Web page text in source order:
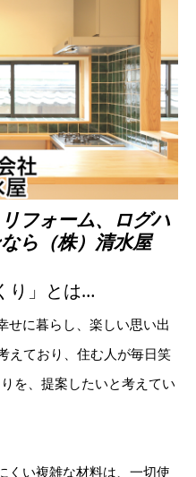
フォーム、ログハ
ら（株）清水屋
り」とは…
に暮らし、楽しい思い出
えており、住む人が毎日笑
を、提案したいと考えてい
い複雑な材料は、一切使